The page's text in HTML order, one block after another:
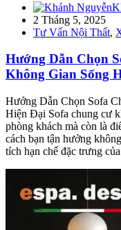
2 Tháng 5, 2025
Tư Vấn Nội Thất,
Hướng Dẫn Chọn
Không Gian Sống
Hướng Dẫn Chọn Sofa
Hiện Đại Sofa chung cư
phòng khách mà còn là
cách bạn tận hưởng
tích hạn chế đặc trưng